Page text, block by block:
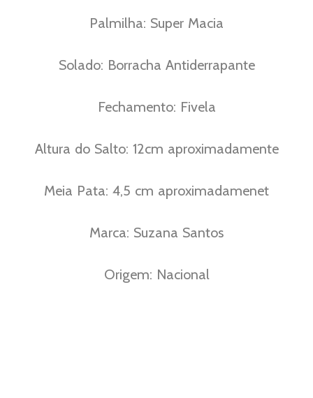
Palmilha: Super Macia
Solado: Borracha Antiderrapante
Fechamento: Fivela
Altura do Salto: 12cm aproximadamente
Meia Pata: 4,5 cm aproximadamenet
Marca: Suzana Santos
Origem: Nacional